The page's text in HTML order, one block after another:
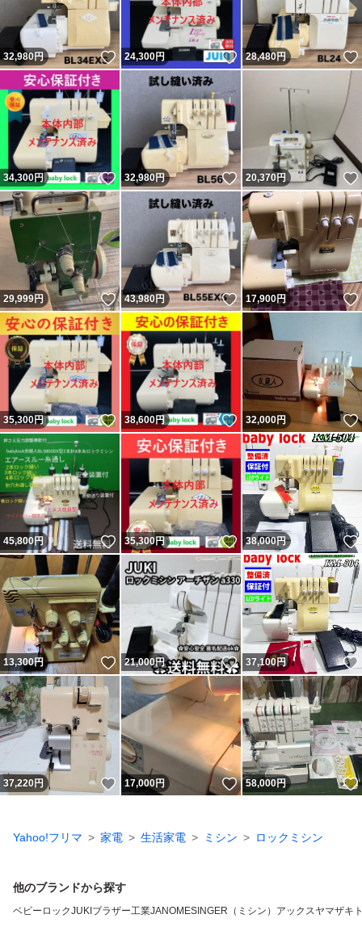
32,980円 いいね！
24,300円 いいね！
28,480円
34,300円 いいね！
32,980円 いいね！
20,370円
29,999円 いいね！
43,980 円 いいね！
17,900円
35,300円 いいね！
38,600円 いいね！
32,000円
45,800円 いいね！
35,300円 いいね！
38,000円
13,300円 いいね！
21,000円 いいね！
37,100円
37,220円 いいね！
17,000円 いいね！
58,000円
Yahoo!フリマ 家電 生活家電 ミシン ロックミシン
他のブランドから探す
ベビーロックJUKI ブラザー工業JANOMESINGER（ミシン） アックスヤマザキ